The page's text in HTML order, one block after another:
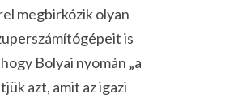
megbirkózik olyan
is
Bolyai nyomán „a
azt, amit az igazi